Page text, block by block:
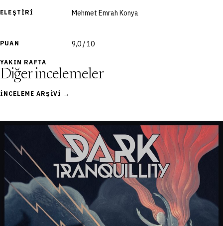
ELEŞTIRI Mehmet Emrah Konya
PUAN 9,0 / 10
YAKIN RAFTA
Diğer incelemeler
İNCELEME ARŞIVI →